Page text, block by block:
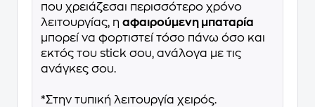
που χρειάζεσαι περισσότερο χρόνο
λειτουργίας, η αφαιρούμενη μπαταρία
μπορεί να φορτιστεί τόσο πάνω όσο και
εκτός του stick σου, ανάλογα με τις
ανάγκες σου.
*Στην τυπική λειτουργία χειρός.